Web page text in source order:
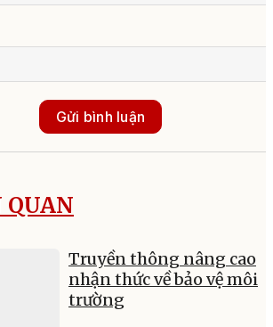
Gửi bình luận
Truyền thông nâng cao
nhận thức về bảo vệ môi
trường